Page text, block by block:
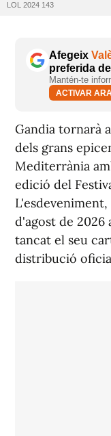
LOL 2024 143
Afegeix
preferida
Mantén-te
ACTIVAR ARA
Gandia tornarà
dels grans
Mediterrània
edició del
d'agost de 2026
tancat el seu
distribució